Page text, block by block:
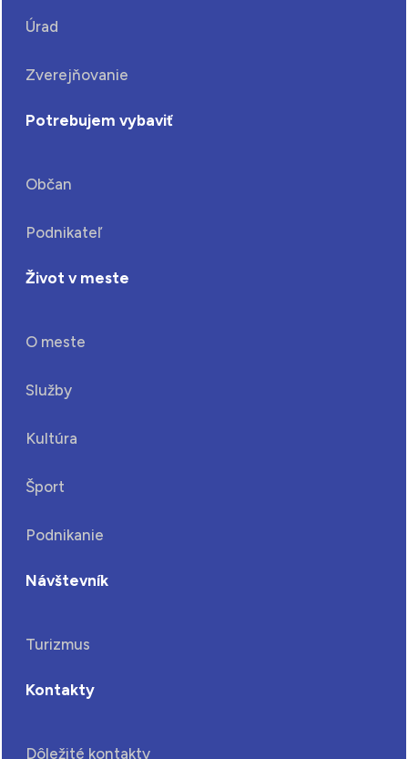
Úrad
Zverejňovanie
Potrebujem vybaviť
Občan
Podnikateľ
Život v meste
O meste
Služby
Kultúra
Šport
Podnikanie
Návštevník
Turizmus
Kontakty
Dôležité kontakty